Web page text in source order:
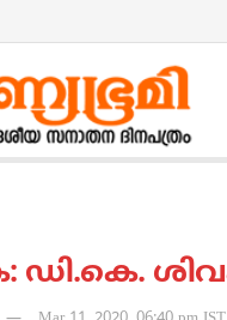
ഡി.കെ.